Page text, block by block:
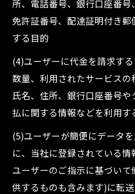
所、電話番号、銀行口座番
免許証番号、配達証明付き
する目的
(4)ユーザーに代金を請求す
数量、利用されたサービスの
氏名、住所、銀行口座番号
払に関する情報などを利用す
(5)ユーザーが簡便にデータ
に、当社に登録されている情
ユーザーのご指示に基づい
供するものも含みます)に転